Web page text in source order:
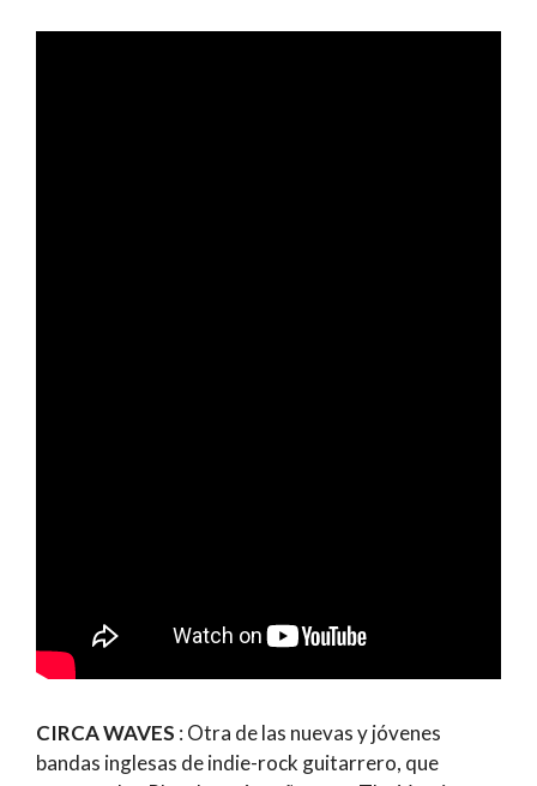
CIRCA WAVES : Otra de las nuevas y jóvenes
bandas inglesas de indie-rock guitarrero, que